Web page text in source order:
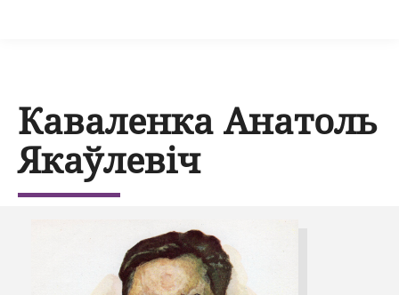
Каваленка Анатоль
Якаўлевіч